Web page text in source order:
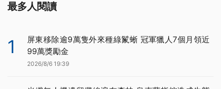
最多人閱讀
1
屏東移除逾9萬隻外來種綠鬣蜥 冠軍獵人7個月領近
99萬獎勵金
2026/8/6 19:39